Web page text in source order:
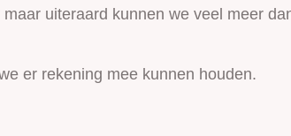
uiteraard kunnen we veel meer
er rekening mee kunnen houden.